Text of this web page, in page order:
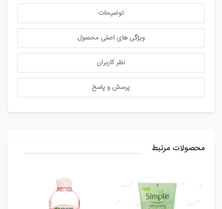
توضیحات
ویژگی های اصلی محصول
نظر کاربران
پرسش و پاسخ
محصولات مرتبط